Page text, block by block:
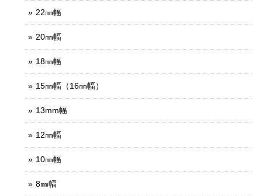
22㎜幅
20㎜幅
18㎜幅
15㎜幅（16㎜幅）
13mm幅
12㎜幅
10㎜幅
8㎜幅